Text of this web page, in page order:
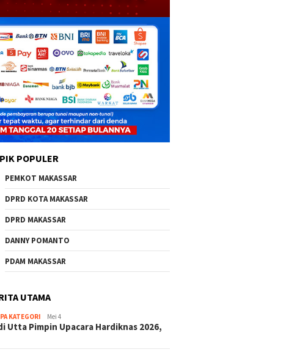
POPULER
PEMKOT MAKASSAR
DPRD KOTA MAKASSAR
DPRD MAKASSAR
DANNY POMANTO
PDAM MAKASSAR
UTAMA
KATEGORI Mei 4
Utta Pimpin Upacara Hardiknas 2026,